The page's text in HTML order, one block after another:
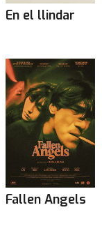
En el llindar
Fallen Angels